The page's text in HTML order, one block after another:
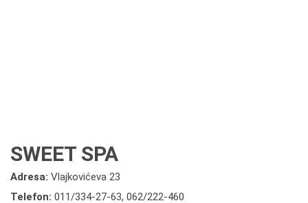
SWEET SPA
Adresa: Vlajkovićeva 23
Telefon: 011/334-27-63, 062/222-460